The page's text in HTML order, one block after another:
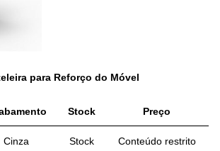
para Reforço do Móvel
Stock Preço
Cinza Stock Conteúdo restrito